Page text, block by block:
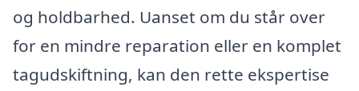
og holdbarhed. Uanset om du står over
for en mindre reparation eller en komplet
tagudskiftning, kan den rette ekspertise